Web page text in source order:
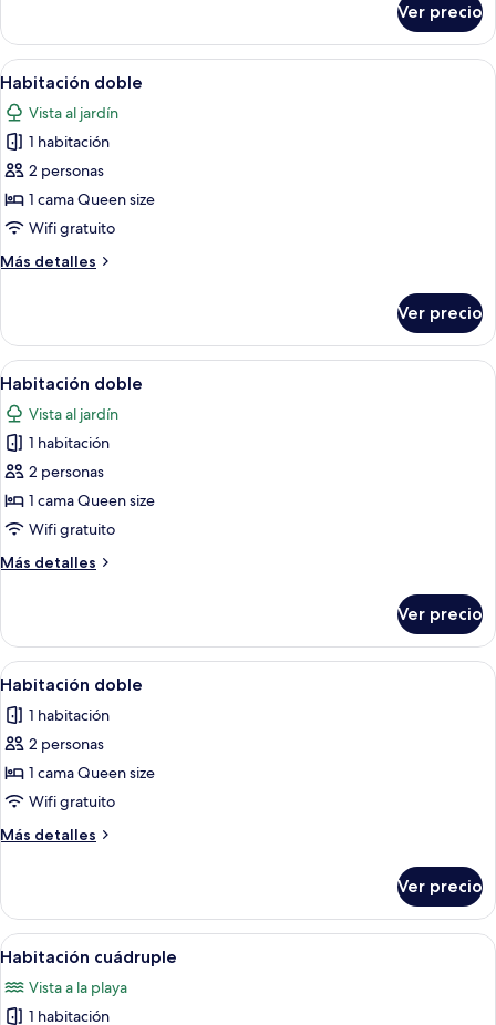
doble
Ver precio
Abrir
todas
las
fotos
de
Habitación
doble
Un dormitorio con cama, televisor,
5
Habitación doble
Vista al jardín
1 habitación
2 personas
1 cama Queen size
Wifi gratuito
Más detalles
Más
doble
Ver precio
Abrir
todas
las
fotos
de
Habitación
doble
Un dormitorio con cama, mesita de
5
Habitación doble
Vista al jardín
1 habitación
2 personas
1 cama Queen size
Wifi gratuito
Más detalles
Más
doble
Ver precio
Abrir
todas
las
fotos
de
Habitación
doble
Un dormitorio con una colcha
3
Habitación doble
1 habitación
2 personas
1 cama Queen size
Wifi gratuito
Más detalles
Más
doble
Ver precio
Abrir
todas
las
Una habitación de hotel con una
6
Habitación cuádruple
Vista a la playa
1 habitación